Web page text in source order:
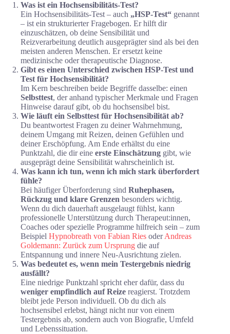
Was ist ein Hochsensibilitäts-Test?
Ein Hochsensibilitäts-Test – auch „HSP-Test“ genannt
– ist ein strukturierter Fragebogen. Er hilft dir
einzuschätzen, ob deine Sensibilität und
Reizverarbeitung deutlich ausgeprägter sind als bei den
meisten anderen Menschen. Er ersetzt keine
medizinische oder therapeutische Diagnose.
Gibt es einen Unterschied zwischen HSP-Test und
Test für Hochsensibilität?
Im Kern beschreiben beide Begriffe dasselbe: einen
Selbsttest, der anhand typischer Merkmale und Fragen
Hinweise darauf gibt, ob du hochsensibel bist.
Wie läuft ein Selbsttest für Hochsensibilität ab?
Du beantwortest Fragen zu deiner Wahrnehmung,
deinem Umgang mit Reizen, deinen Gefühlen und
deiner Erschöpfung. Am Ende erhältst du eine
Punktzahl, die dir eine erste Einschätzung gibt, wie
ausgeprägt deine Sensibilität wahrscheinlich ist.
Was kann ich tun, wenn ich mich stark überfordert
fühle?
Bei häufiger Überforderung sind Ruhephasen,
Rückzug und klare Grenzen besonders wichtig.
Wenn du dich dauerhaft ausgelaugt fühlst, kann
professionelle Unterstützung durch Therapeut:innen,
Coaches oder spezielle Programme hilfreich sein – zum
Beispiel Hypnobreath von Fabian Ries oderAndreas
Goldemann: Zurück zum Ursprung die auf
Entspannung und innere Neu-Ausrichtung zielen.
Was bedeutet es, wenn mein Testergebnis niedrig
ausfällt?
Eine niedrige Punktzahl spricht eher dafür, dass du
weniger empfindlich auf Reize reagierst. Trotzdem
bleibt jede Person individuell. Ob du dich als
hochsensibel erlebst, hängt nicht nur von einem
Testergebnis ab, sondern auch von Biografie, Umfeld
und Lebenssituation.